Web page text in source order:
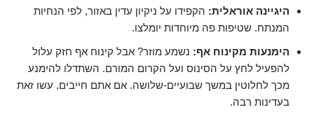
היגיינה אוראלית: הקפידו על ניקיון עדין באזור, לפי הנחיות
המנתח. שטיפות פה מיוחדות יומלצו.
הימנעות מקינוח אף: נשמע מוזר? אבל קינוח אף חזק עלול
להפעיל לחץ על הסינוס ועל הקרום המורם. השתדלו להימנע
מכך לחלוטין במשך שבועיים-שלושה. אם אתם חייבים, עשו זאת
בעדינות רבה.